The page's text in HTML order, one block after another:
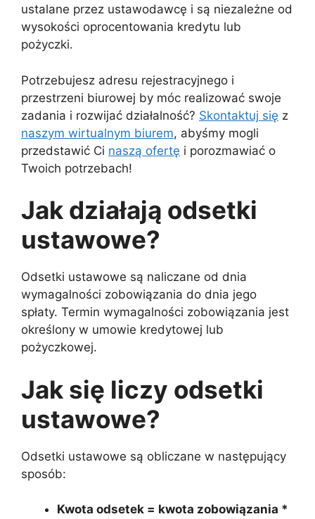
ustalane przez ustawodawcę i są niezależne od
wysokości oprocentowania kredytu lub
pożyczki.
Potrzebujesz adresu rejestracyjnego i
przestrzeni biurowej by móc realizować swoje
zadania i rozwijać działalność? Skontaktuj się z
naszym wirtualnym biurem, abyśmy mogli
przedstawić Ci naszą ofertę i porozmawiać o
Twoich potrzebach!
Jak działają odsetki
ustawowe?
Odsetki ustawowe są naliczane od dnia
wymagalności zobowiązania do dnia jego
spłaty. Termin wymagalności zobowiązania jest
określony w umowie kredytowej lub
pożyczkowej.
Jak się liczy odsetki
ustawowe?
Odsetki ustawowe są obliczane w następujący
sposób:
Kwota odsetek = kwota zobowiązania *